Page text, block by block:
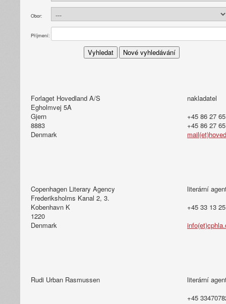
Obor:
Příjmení:
Forlaget Hovedland A/S
Egholmvej 5A
Gjern
8883
Denmark
nakladatel
+45 86 27
+45 86 27
Copenhagen Literary Agency
Frederiksholms Kanal 2, 3.
Kobenhavn K
1220
Denmark
literární
+45 33 13
Rudi Urban Rasmussen
literární
+45